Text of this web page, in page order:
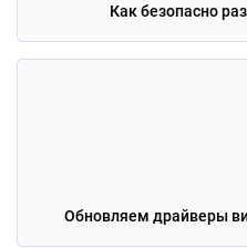
Как безопасно
Обновляем драйверы